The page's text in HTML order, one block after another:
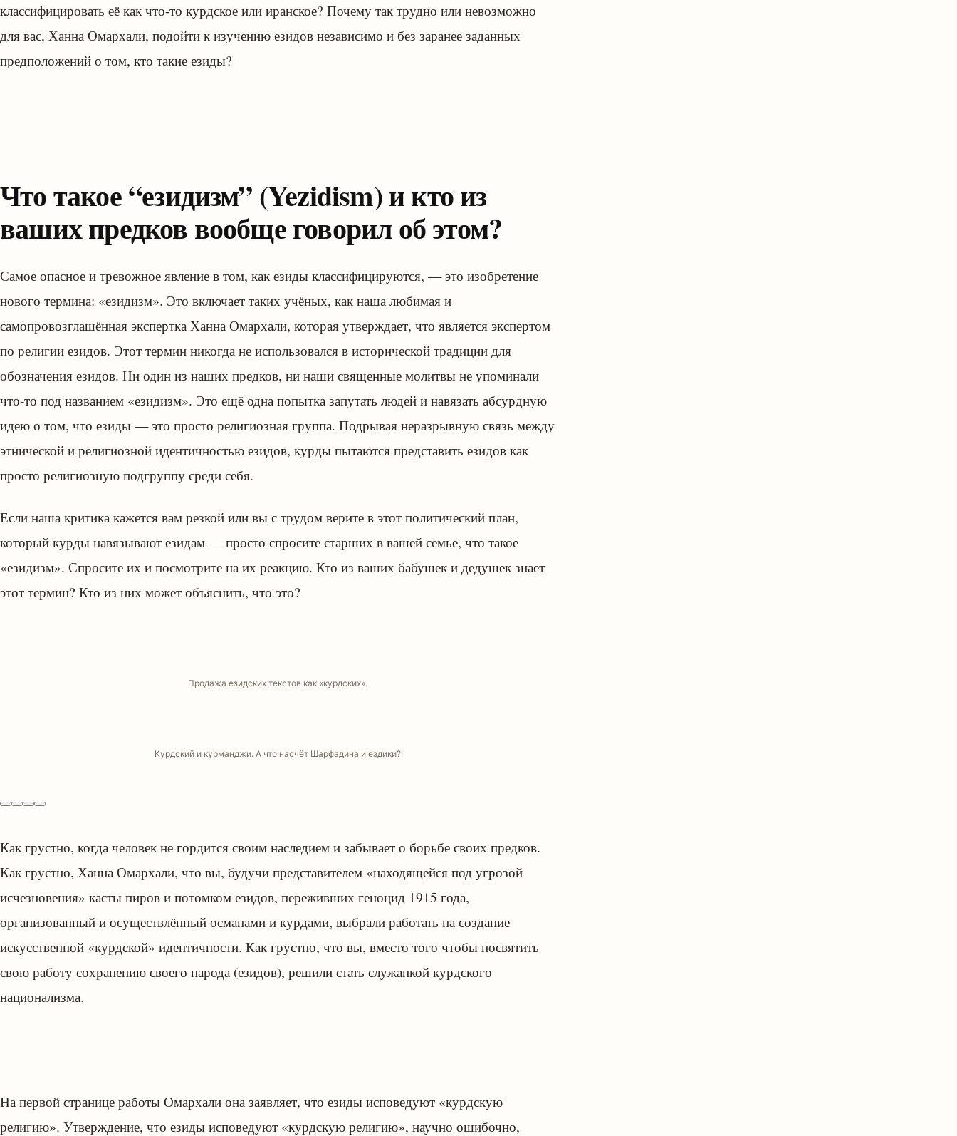
классифицировать её как что-то курдское или иранское? Почему так трудно или невозможно
для вас, Ханна Омархали, подойти к изучению езидов независимо и без заранее заданных
предположений о том, кто такие езиды?
Что такое “езидизм” (Yezidism)и кто из
ваших предков вообще говорил об этом?
Самое опасное и тревожное явление в том, как езиды классифицируются, — это изобретение
нового термина: «езидизм». Это включает таких учёных, как наша любимая и
самопровозглашённая экспертка Ханна Омархали, которая утверждает, что является экспертом
по религии езидов. Этот термин никогда не использовался в исторической традиции для
обозначения езидов. Ни один из наших предков, ни наши священные молитвы не упоминали
что-то под названием «езидизм». Это ещё одна попытка запутать людей и навязать абсурдную
идею о том, что езиды — это просто религиозная группа. Подрывая неразрывную связь между
этнической и религиозной идентичностью езидов, курды пытаются представить езидов как
просто религиозную подгруппу среди себя.
Если наша критика кажется вам резкой или вы с трудом верите в этот политический план,
который курды навязывают езидам — просто спросите старших в вашей семье, что такое
«езидизм». Спросите их и посмотрите на их реакцию. Кто из ваших бабушек и дедушек знает
этот термин? Кто из них может объяснить, что это?
Продажа езидских текстов как «курдских».
Курдский и курманджи. А что насчёт Шарфадина и ездики?
Как грустно, когда человек не гордится своим наследием и забывает о борьбе своих предков.
Как грустно, Ханна Омархали, что вы, будучи представителем «находящейся под угрозой
исчезновения» касты пиров и потомком езидов, переживших геноцид 1915 года,
организованный и осуществлённый османами и курдами, выбрали работать на создание
искусственной «курдской» идентичности. Как грустно, что вы, вместо того чтобы посвятить
свою работу сохранению своего народа (езидов), решили стать служанкой курдского
национализма.
На первой странице работы Омархали она заявляет, что езиды исповедуют «курдскую
религию». Утверждение, что езиды исповедуют «курдскую религию», научно ошибочно,